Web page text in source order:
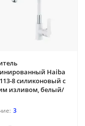
Haiba
8 силиконовый с
изливом, белый/
3